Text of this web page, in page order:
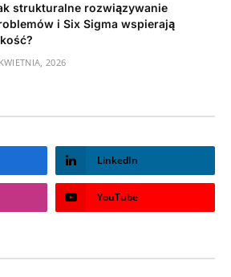
strukturalne rozwiązywanie
i Six Sigma wspierają
2026
LinkedIn
YouTube